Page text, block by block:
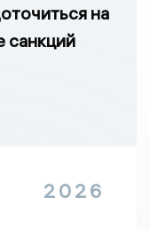
на
санкций
2026